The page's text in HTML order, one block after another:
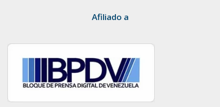
Afiliado a